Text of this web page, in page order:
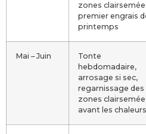
zones
premier engrais
printemps
Mai – Juin
Tonte
hebdomadaire,
arrosage si sec,
regarnissage des
zones
avant les chaleurs